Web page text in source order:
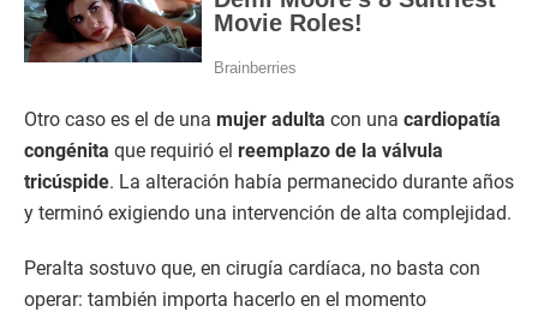
Otro caso es el de una mujer adulta con una cardiopatía
congénita que requirió el reemplazo de la válvula
tricúspide. La alteración había permanecido durante años
y terminó exigiendo una intervención de alta complejidad.
Peralta sostuvo que, en cirugía cardíaca, no basta con
operar: también importa hacerlo en el momento